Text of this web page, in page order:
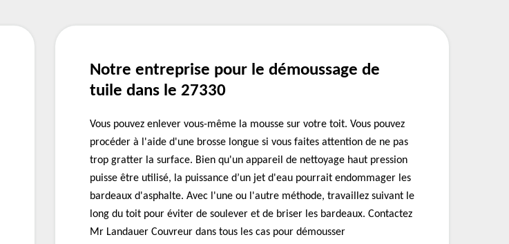
Notre entreprise pour le démoussage de
tuile dans le 27330
Vous pouvez enlever vous-même la mousse sur votre toit. Vous pouvez
procéder à l'aide d'une brosse longue si vous faites attention de ne pas
trop gratter la surface. Bien qu'un appareil de nettoyage haut pression
puisse être utilisé, la puissance d’un jet d'eau pourrait endommager les
bardeaux d'asphalte. Avec l'une ou l'autre méthode, travaillez suivant le
long du toit pour éviter de soulever et de briser les bardeaux. Contactez
Mr Landauer Couvreur dans tous les cas pour démousser